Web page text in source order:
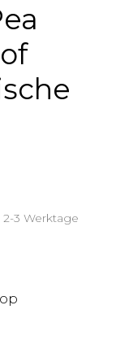
2-3 Werktage